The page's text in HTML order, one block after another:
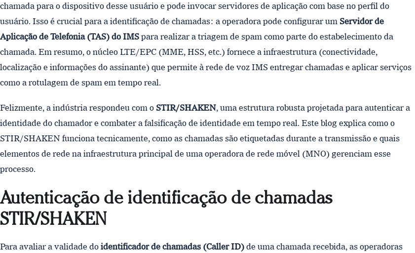
chamada para o dispositivo desse usuário e pode invocar servidores de aplicação com base no perfil do
usuário. Isso é crucial para a identificação de chamadas: a operadora pode configurar um Servidor de
Aplicação de Telefonia (TAS) do IMSpara realizar a triagem de spam como parte do estabelecimento da
chamada. Em resumo, o núcleo LTE/EPC (MME, HSS, etc.) fornece a infraestrutura (conectividade,
localização e informações do assinante) que permite à rede de voz IMS entregar chamadas e aplicar serviços
como a rotulagem de spam em tempo real.
Felizmente, a indústria respondeu com o STIR/SHAKEN, uma estrutura robusta projetada para autenticar a
identidade do chamador e combater a falsificação de identidade em tempo real. Este blog explica como o
STIR/SHAKEN funciona tecnicamente, como as chamadas são etiquetadas durante a transmissão e quais
elementos de rede na infraestrutura principal de uma operadora de rede móvel (MNO) gerenciam esse
processo.
Autenticação de identificação de chamadas
STIR/SHAKEN
Para avaliar a validade doidentificador de chamadas (Caller ID)de uma chamada recebida, as operadoras